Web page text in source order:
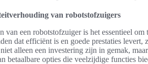
van robotstofzuigers
van een robotstofzuiger is het essentieel
dat efficiënt is en goede prestaties
alleen een investering zijn in gemak,
betaalbare opties die veelzijdige functies